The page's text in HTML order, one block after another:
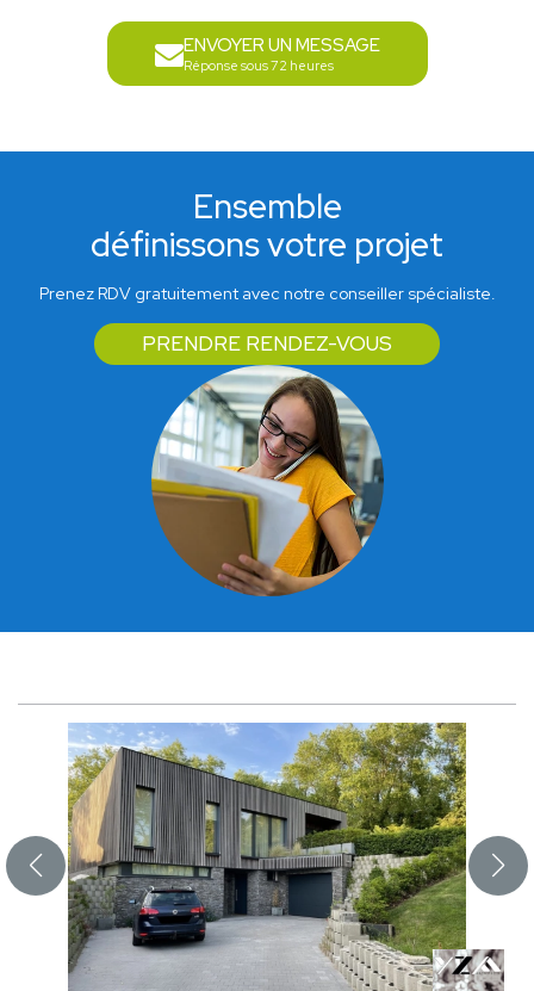
ENVOYER UN MESSAGE
Réponse sous 72 heures
Ensemble
définissons votre projet
Prenez RDV gratuitement avec notre conseiller spécialiste.
PRENDRE RENDEZ-VOUS